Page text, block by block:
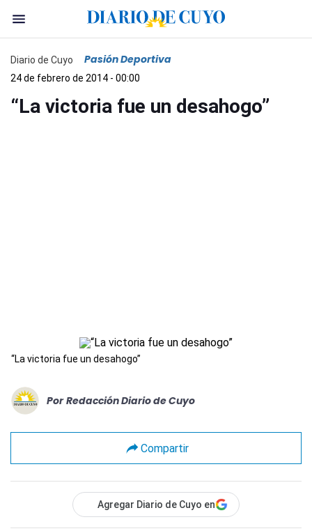
Diario de Cuyo Pasión Deportiva
24 de febrero de 2014 - 00:00
“La victoria fue un desahogo”
“La victoria fue un desahogo”
Por Redacción Diario de Cuyo
Compartir
Agregar Diario de Cuyo en